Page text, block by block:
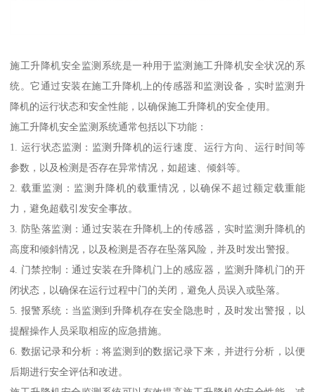
施工升降机安全监测系统是一种用于监测施工升降机安全状况的系
统。它通过安装在施工升降机上的传感器和监测设备，实时监测升
降机的运行状态和安全性能，以确保施工升降机的安全使用。
施工升降机安全监测系统通常包括以下功能：
1. 运行状态监测：监测升降机的运行速度、运行方向、运行时间等
参数，以及检测是否存在异常情况，如超速、倾斜等。
2. 载重监测：监测升降机的载重情况，以确保不超过额定载重能
力，避免超载引发安全事故。
3. 防坠落监测：通过安装在升降机上的传感器，实时监测升降机的
高度和倾斜情况，以及检测是否存在坠落风险，并及时发出警报。
4. 门禁控制：通过安装在升降机门上的感应器，监测升降机门的开
闭状态，以确保在运行过程中门的关闭，避免人员误入或坠落。
5. 报警系统：当监测到升降机存在安全隐患时，及时发出警报，以
提醒操作人员采取相应的应急措施。
6. 数据记录和分析：将监测到的数据记录下来，并进行分析，以便
后期进行安全评估和改进。